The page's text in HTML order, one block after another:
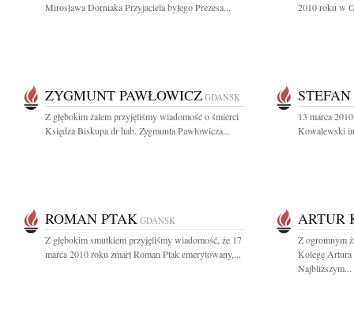
Mirosława Dorniaka Przyjaciela byłego Prezesa...
2010 roku w
ZYGMUNT PAWŁOWICZ GDAŃSK
Z głębokim żalem przyjęliśmy wiadomość o śmierci
Księdza Biskupa dr hab. Zygmunta Pawłowicza...
13 marca
Kowalewski
ROMAN PTAK GDAŃSK
Z głębokim smutkiem przyjęliśmy wiadomość, że 17
marca 2010 roku zmarł Roman Ptak emerytowany,...
ARTUR
Z ogromnym
Kolegę Artura
Najbliższym...